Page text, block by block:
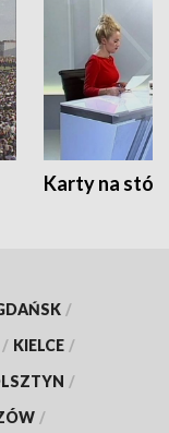
Karty na
/
/ KIELCE /
/
/